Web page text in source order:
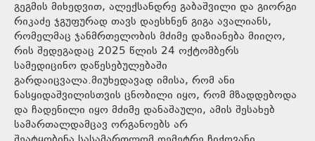
გეგმის მიხედვით, ალექსანდრე გაბაშვილი და გიორგი
რიკაძე ჯგუფურად თავს დაესხნენ გიგა ავალიანს,
რომელმაც ჯანმრთელობის მძიმე დაზიანება მიიღო,
რის შედეგადაც 2025 წლის 24 ოქტომბერს
სამედიცინო დაწესებულებაში
გარდაიცვალა.მიუხედავად იმისა, რომ ანი
ნასყიდაშვილისთვის ცნობილი იყო, რომ მზადდებოდა
და ჩადენილი იყო მძიმე დანაშაული, ამის შესახებ
სამართალდამცავ ორგანოებს არ